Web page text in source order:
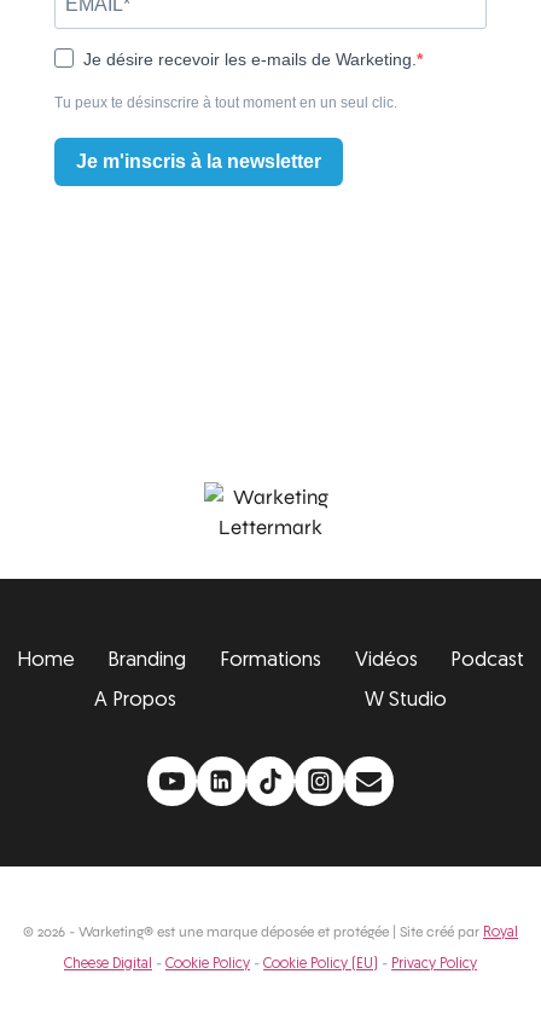
Je désire recevoir les e-mails de Warketing.
Tu peux te désinscrire à tout moment en un seul clic.
Je m'inscris à la newsletter
Home Branding Formations Vidéos
Podcast
A Propos
W Studio
© 2026 - Warketing® est une marque déposée et protégée | Site créé par Royal
Cheese Digital - Cookie Policy - Cookie Policy (EU) - Privacy Policy